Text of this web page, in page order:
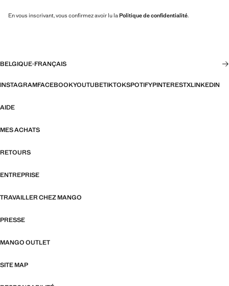
En vous inscrivant, vous confirmez avoir lu la Politique de confidentialité.
BELGIQUE·FRANÇAIS
INSTAGRAMFACEBOOKYOUTUBETIKTOKSPOTIFYPINTERESTXLINKEDIN
AIDE
MES ACHATS
RETOURS
ENTREPRISE
TRAVAILLER CHEZ MANGO
PRESSE
MANGO OUTLET
SITE MAP